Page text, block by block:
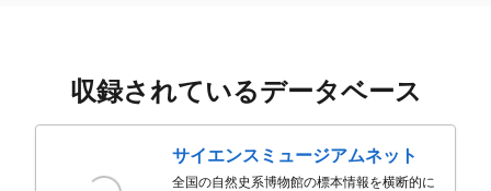
収録されているデータベース
サイエンスミュージアムネット
全国の自然史系博物館の標本情報を横断的に